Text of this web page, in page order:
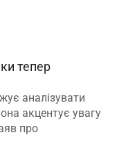
тепер
аналізувати
акцентує увагу
про